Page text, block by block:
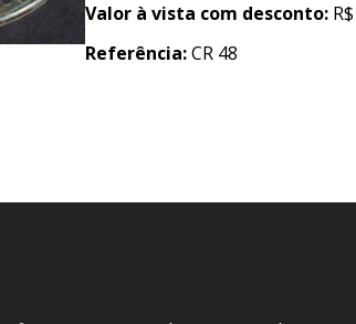
Valor à vista com desconto:R$
Referência:CR 48